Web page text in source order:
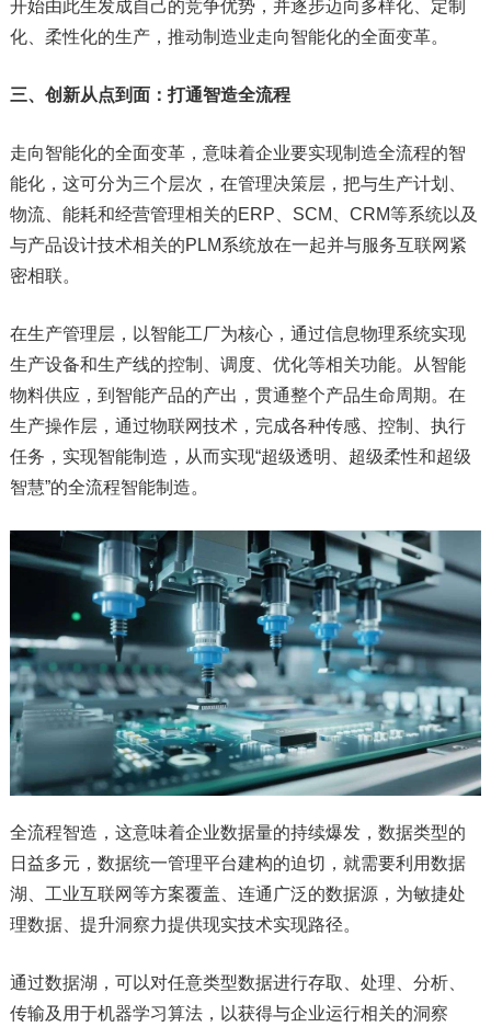
开始由此生发成自己的竞争优势，并逐步迈向多样化、定制
化、柔性化的生产，推动制造业走向智能化的全面变革。
三、创新从点到面：打通智造全流程
走向智能化的全面变革，意味着企业要实现制造全流程的智
能化，这可分为三个层次，在管理决策层，把与生产计划、
物流、能耗和经营管理相关的ERP、SCM、CRM等系统以及
与产品设计技术相关的PLM系统放在一起并与服务互联网紧
密相联。
在生产管理层，以智能工厂为核心，通过信息物理系统实现
生产设备和生产线的控制、调度、优化等相关功能。从智能
物料供应，到智能产品的产出，贯通整个产品生命周期。在
生产操作层，通过物联网技术，完成各种传感、控制、执行
任务，实现智能制造，从而实现“超级透明、超级柔性和超级
智慧”的全流程智能制造。
全流程智造，这意味着企业数据量的持续爆发，数据类型的
日益多元，数据统一管理平台建构的迫切，就需要利用数据
湖、工业互联网等方案覆盖、连通广泛的数据源，为敏捷处
理数据、提升洞察力提供现实技术实现路径。
通过数据湖，可以对任意类型数据进行存取、处理、分析、
传输及用于机器学习算法，以获得与企业运行相关的洞察